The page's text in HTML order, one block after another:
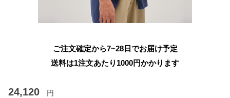
ご注文確定から7~28日でお届け予定
送料は1注文あたり 1000円かかります
24,120 円